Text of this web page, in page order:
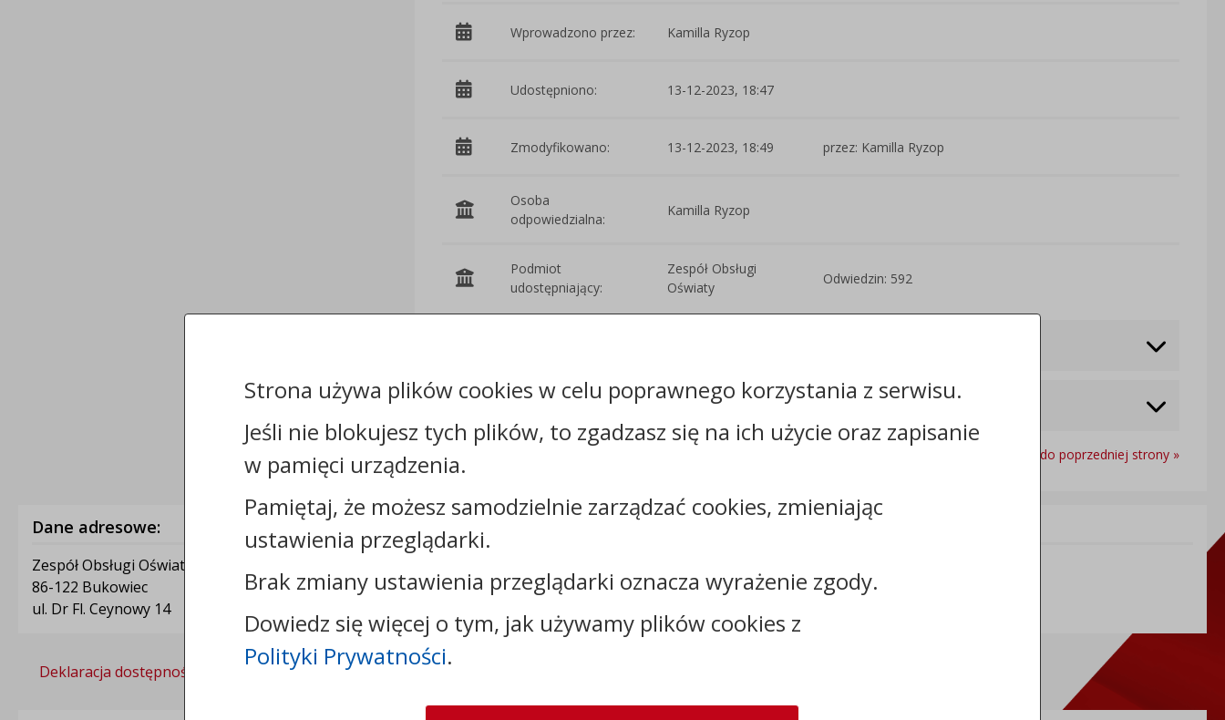
Wprowadzono przez: Kamilla Ryzop
Udostępniono: 13-12-2023, 18:47
Zmodyfikowano: 13-12-2023, 18:49 przez: Kamilla Ryzop
Osoba
odpowiedzialna:
Kamilla Ryzop
Podmiot
udostępniający:
Zespół Obsługi
Oświaty
Odwiedzin: 592
Rejestr zmian
Powrót do poprzedniej strony »
Dane adresowe:
Zespół Obsługi Oświaty
86-122 Bukowiec
ul. Dr Fl. Ceynowy 14
Kontakt: Informacje dodatkowe:
Deklaracja dostępności Polityka prywatności
Strona używa plików cookies w celu poprawnego korzystania z serwisu.
Jeśli nie blokujesz tych plików, to zgadzasz się na ich użycie oraz zapisanie
w pamięci urządzenia.
Pamiętaj, że możesz samodzielnie zarządzać cookies, zmieniając
ustawienia przeglądarki.
Brak zmiany ustawienia przeglądarki oznacza wyrażenie zgody.
Dowiedz się więcej o tym, jak używamy plików cookies z
Polityki Prywatności.